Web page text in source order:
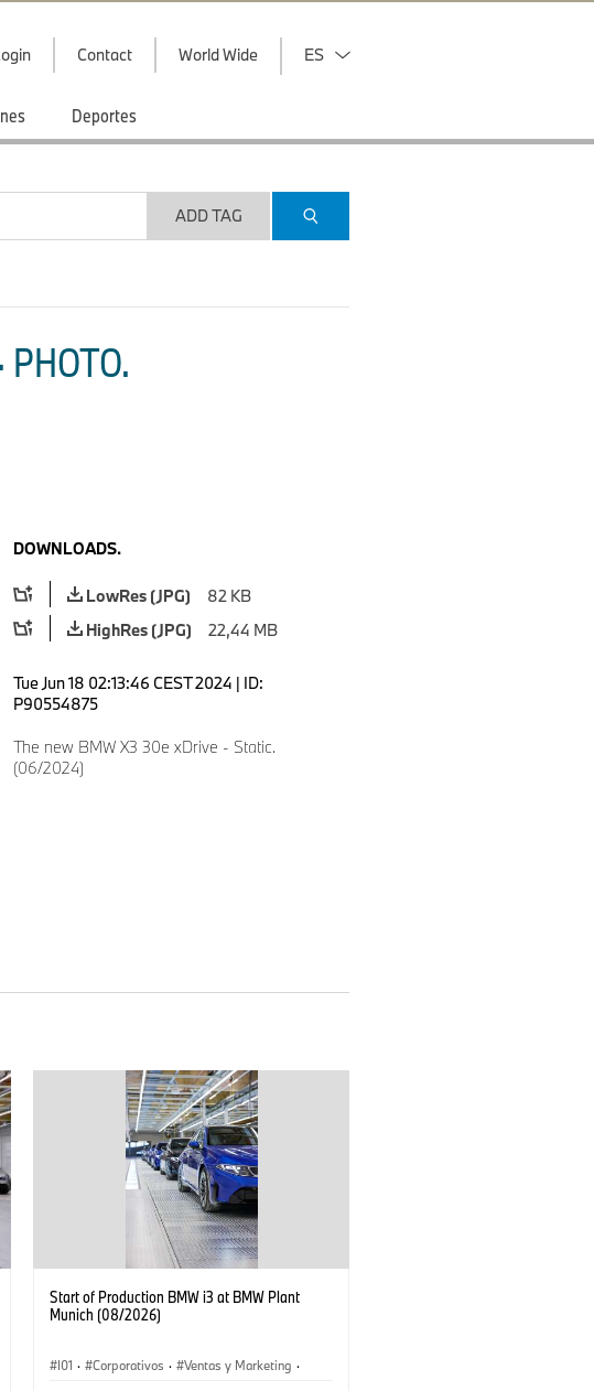
Contact World Wide ES
Deportes
ADD TAG
DOWNLOADS.
LowRes (JPG)
82 KB
HighRes (JPG)
22,44 MB
Tue Jun 18 02:13:46 CEST 2024 | ID:
P90554875
The new BMW X3 30e xDrive - Static.
(06/2024)
Start of Production BMW i3 at BMW Plant
Munich (08/2026)
I01 · Corporativos · Ventas y Marketing ·